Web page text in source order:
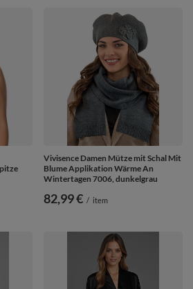
Vivisence Damen Mütze mit Schal Mit
Blume Applikation Wärme An
Wintertagen 7006, dunkelgrau
82,99 € / item